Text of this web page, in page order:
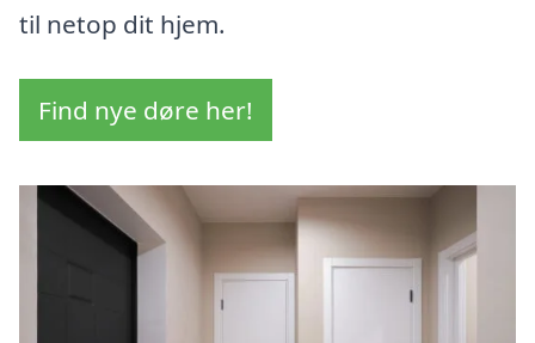
til netop dit hjem.
Find nye døre her!